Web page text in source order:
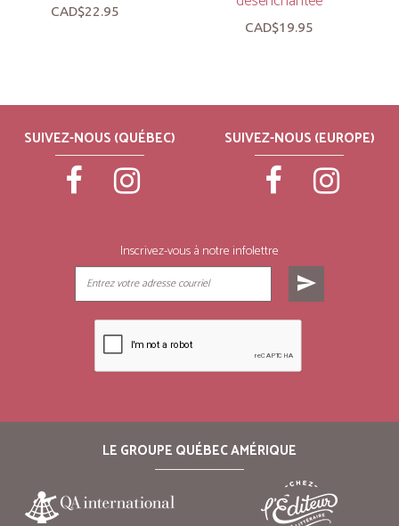
CAD$22.95
CAD$19.95
SUIVEZ-NOUS (QUÉBEC) SUIVEZ-NOUS (EUROPE)
Inscrivez-vous à notre infolettre
send
LE GROUPE QUÉBEC AMÉRIQUE